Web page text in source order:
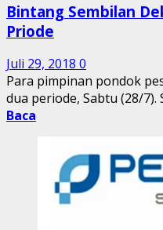
Bintang Sembilan
Priode
Juli 29, 2018 0
Para pimpinan pondok
dua periode, Sabtu (28/
Baca